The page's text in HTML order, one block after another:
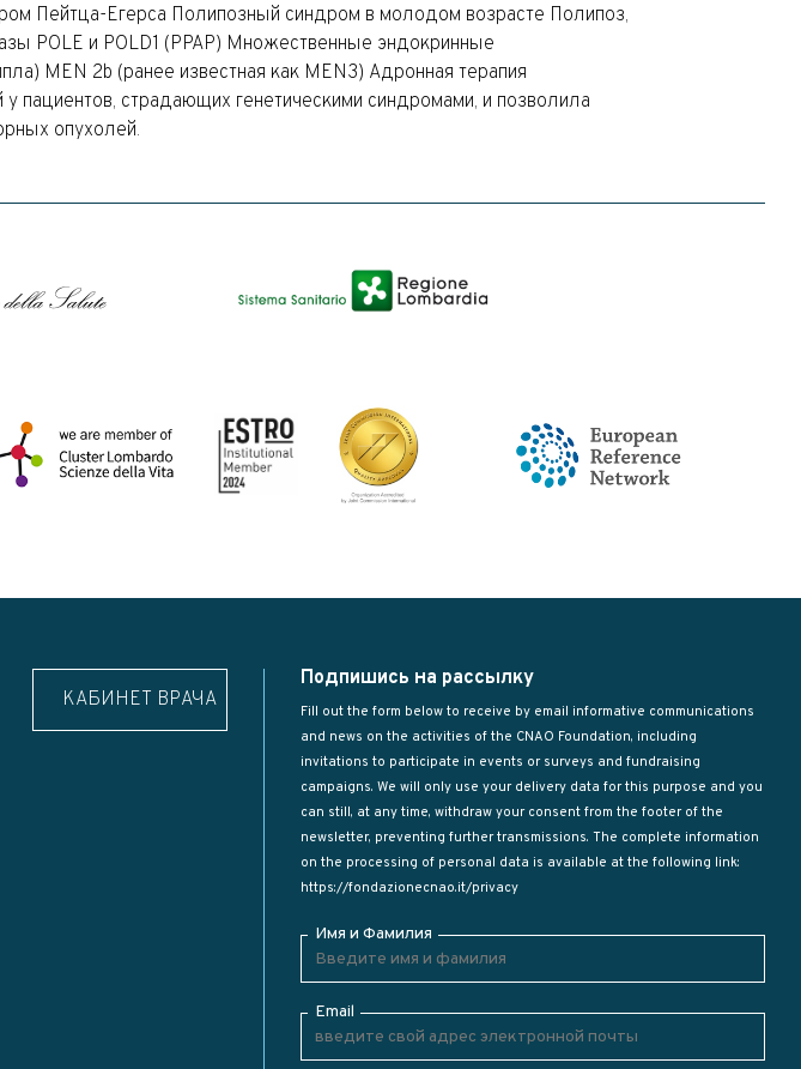
Пейтца-Егерса Полипозный синдром в молодом возрасте Полипоз,
POLE и POLD1 (PPAP) Множественные эндокринные
MEN 2b (ранее известная как MEN3) Адронная терапия
пациентов, страдающих генетическими синдромами, и позволила
опухолей.
КАБИНЕТ ВРАЧА
Подпишись на рассылку
Fill out the form below to receive by email informative communications
and news on the activities of the CNAO Foundation, including
invitations to participate in events or surveys and fundraising
campaigns. We will only use your delivery data for this purpose and you
can still, at any time, withdraw your consent from the footer of the
newsletter, preventing further transmissions. The complete information
on the processing of personal data is available at the following link:
https://fondazionecnao.it/privacy
Имя и Фамилия
Email